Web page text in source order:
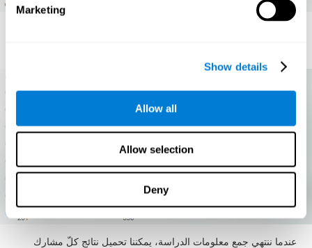
Marketing
Show details
Allow all
Allow selection
Deny
عندما ننتهي جمع معلومات الدراسة، يمكننا تحميل نتائج كلّ مشارك